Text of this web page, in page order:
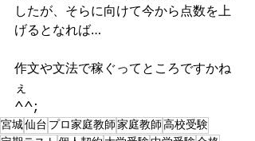
したが、そらに向けて今から点数を上
げるとなれば…
作文や文法で稼ぐってところですかね
ぇ
^^;
宮城仙台 プロ家庭教師 家庭教師 高校受験